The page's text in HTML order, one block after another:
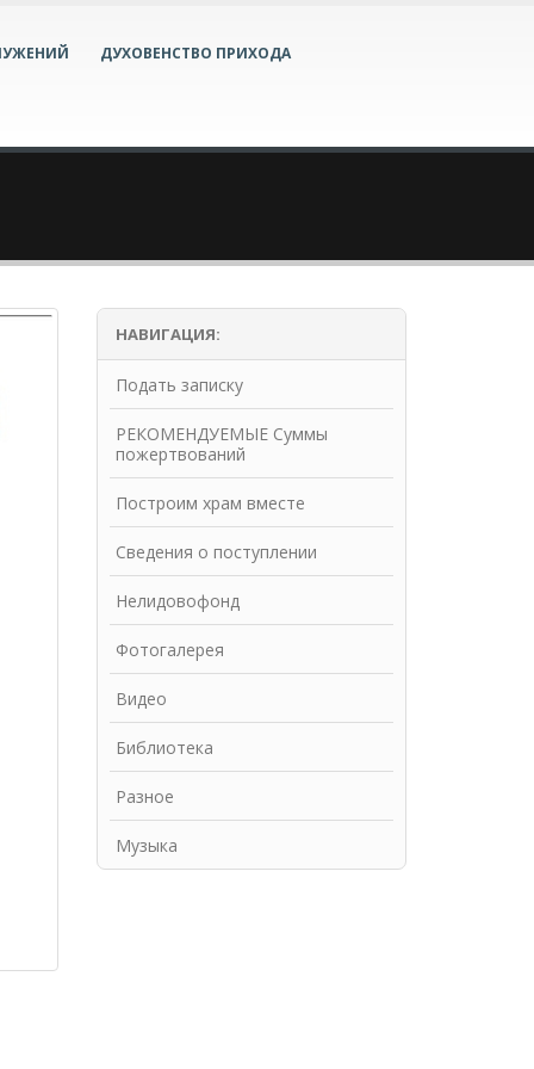
ДУХОВЕНСТВО ПРИХОДА
НАВИГАЦИЯ:
Подать записку
РЕКОМЕНДУЕМЫЕ Суммы
пожертвований
Построим храм вместе
Сведения о поступлении
Нелидовофонд
Фотогалерея
Видео
Библиотека
Разное
Музыка